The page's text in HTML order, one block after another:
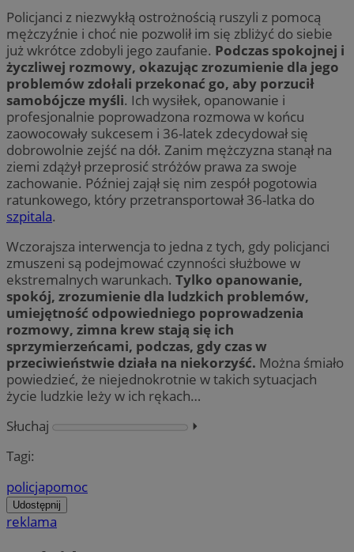
Policjanci z niezwykłą ostrożnością ruszyli z pomocą
mężczyźnie i choć nie pozwolił im się zbliżyć do siebie
już wkrótce zdobyli jego zaufanie. Podczas spokojnej i
życzliwej rozmowy, okazując zrozumienie dla jego
problemów zdołali przekonać go, aby porzucił
samobójcze myśli. Ich wysiłek, opanowanie i
profesjonalnie poprowadzona rozmowa w końcu
zaowocowały sukcesem i 36-latek zdecydował się
dobrowolnie zejść na dół. Zanim mężczyzna stanął na
ziemi zdążył przeprosić stróżów prawa za swoje
zachowanie. Później zajął się nim zespół pogotowia
ratunkowego, który przetransportował 36-latka do
szpitala.
Wczorajsza interwencja to jedna z tych, gdy policjanci
zmuszeni są podejmować czynności służbowe w
ekstremalnych warunkach. Tylko opanowanie,
spokój, zrozumienie dla ludzkich problemów,
umiejętność odpowiedniego poprowadzenia
rozmowy, zimna krew stają się ich
sprzymierzeńcami, podczas, gdy czas w
przeciwieństwie działa na niekorzyść. Można śmiało
powiedzieć, że niejednokrotnie w takich sytuacjach
życie ludzkie leży w ich rękach…
Słuchaj
⏵︎
Tagi:
policjapomoc
Udostępnij
reklama